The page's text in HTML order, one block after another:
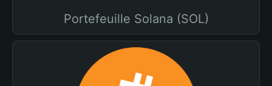
Portefeuille Solana (SOL)